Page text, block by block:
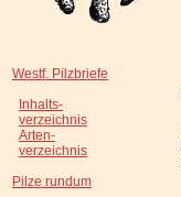
Westf. Pilzbriefe
Inhalts-
verzeichnis
Arten-
verzeichnis
Pilze rundum